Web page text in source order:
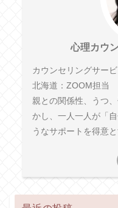
心理カウ
カウンセリングサー
北海道：ZOOM担当
親との関係性、うつ
かし、一人一人が「
うなサポートを得意と